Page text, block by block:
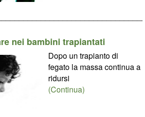
nei bambini trapiantati
Dopo un trapianto di
fegato la massa continua a
ridursi
(Continua)